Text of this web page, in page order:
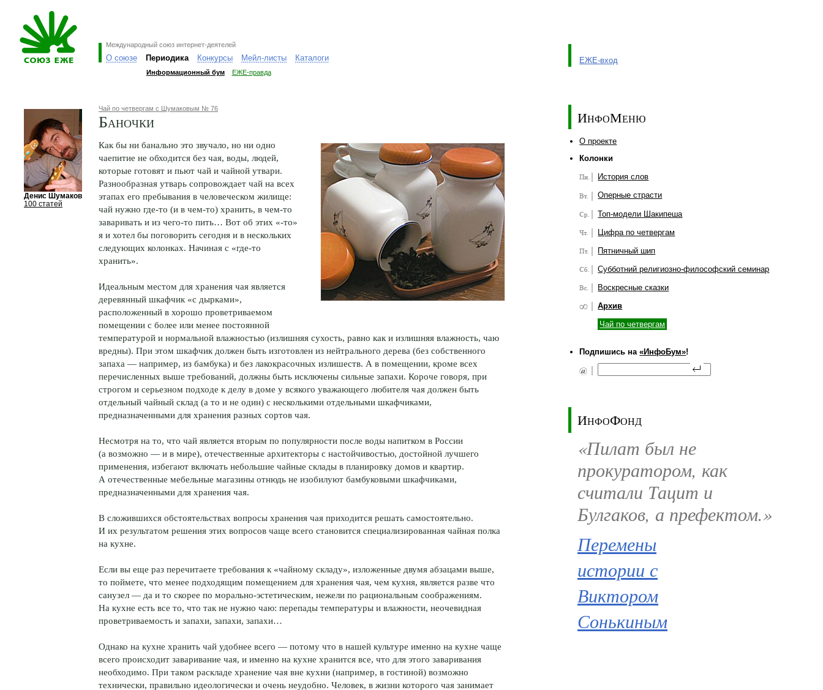
Международный союз интернет-деятелей
О союзе Периодика Конкурсы Мейл-листы Каталоги
Информационный бум ЕЖЕ-правда
ЕЖЕ-вход
Денис Шумаков
100 статей
Чай по четвергам с Шумаковым № 76
Баночки
Как бы ни банально это звучало, но ни одно
чаепитие не обходится без чая, воды, людей,
которые готовят и пьют чай и чайной утвари.
Разнообразная утварь сопровождает чай на всех
этапах его пребывания в человеческом жилище:
чай нужно где-то (и в чем-то) хранить, в чем-то
заваривать и из чего-то пить… Вот об этих «-то»
я и хотел бы поговорить сегодня и в нескольких
следующих колонках. Начиная с «где-то
хранить».
Идеальным местом для хранения чая является
деревянный шкафчик «с дырками»,
расположенный в хорошо проветриваемом
помещении с более или менее постоянной
температурой и нормальной влажностью (излишняя сухость, равно как и излишняя влажность, чаю
вредны). При этом шкафчик должен быть изготовлен из нейтрального дерева (без собственного
запаха — например, из бамбука) и без лакокрасочных излишеств. А в помещении, кроме всех
перечисленных выше требований, должны быть исключены сильные запахи. Короче говоря, при
строгом и серьезном подходе к делу в доме у всякого уважающего любителя чая должен быть
отдельный чайный склад (а то и не один) с несколькими отдельными шкафчиками,
предназначенными для хранения разных сортов чая.
Несмотря на то, что чай является вторым по популярности после воды напитком в России
(а возможно — и в мире), отечественные архитекторы с настойчивостью, достойной лучшего
применения, избегают включать небольшие чайные склады в планировку домов и квартир.
А отечественные мебельные магазины отнюдь не изобилуют бамбуковыми шкафчиками,
предназначенными для хранения чая.
В сложившихся обстоятельствах вопросы хранения чая приходится решать самостоятельно.
И их результатом решения этих вопросов чаще всего становится специализированная чайная полка
на кухне.
Если вы еще раз перечитаете требования к «чайному складу», изложенные двумя абзацами выше,
то поймете, что менее подходящим помещением для хранения чая, чем кухня, является разве что
санузел — да и то скорее по морально-эстетическим, нежели по рациональным соображениям.
На кухне есть все то, что так не нужно чаю: перепады температуры и влажности, неочевидная
проветриваемость и запахи, запахи, запахи…
Однако на кухне хранить чай удобнее всего — потому что в нашей культуре именно на кухне чаще
всего происходит заваривание чая, и именно на кухне хранится все, что для этого заваривания
необходимо. При таком раскладе хранение чая вне кухни (например, в гостиной) возможно
технически, правильно идеологически и очень неудобно. Человек, в жизни которого чая занимает
ИнфоМеню
О проекте
Колонки
История слов
Оперные страсти
Топ-модели Шакипеша
Цифра по четвергам
Пятничный шип
Субботний религиозно-философский семинар
Воскресные сказки
Архив
Чай по четвергам
Подпишись на«ИнфоБум»!
ИнфоФонд
«Пилат был не
прокуратором, как
считали Тацит и
Булгаков, а префектом.»
Перемены
истории с
Виктором
Сонькиным